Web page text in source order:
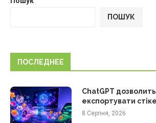
ПОШУК
ПОСЛЕДНЕЕ
ChatGPT
експортувати
8 Серпня, 2026